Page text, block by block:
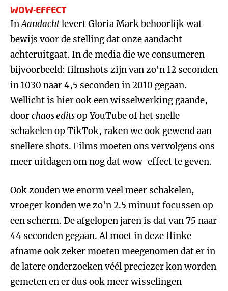
WOW-EFFECT
InAandachtlevert Gloria Mark behoorlijk wat
bewijs voor de stelling dat onze aandacht
achteruitgaat. In de media die we consumeren
bijvoorbeeld: filmshots zijn van zo'n 12 seconden
in 1030 naar 4,5 seconden in 2010 gegaan.
Wellicht is hier ook een wisselwerking gaande,
doorchaos editsop YouTube of het snelle
schakelen op TikTok, raken we ook gewend aan
snellere shots. Films moeten ons vervolgens ons
meer uitdagen om nog dat wow-effect te geven.
Ook zouden we enorm veel meer schakelen,
vroeger konden we zo'n 2.5 minuut focussen op
een scherm. De afgelopen jaren is dat van 75 naar
44 seconden gegaan. Al moet in deze flinke
afname ook zeker moeten meegenomen dat er in
de latere onderzoeken véél preciezer kon worden
gemeten en er dus ook meer wisselingen